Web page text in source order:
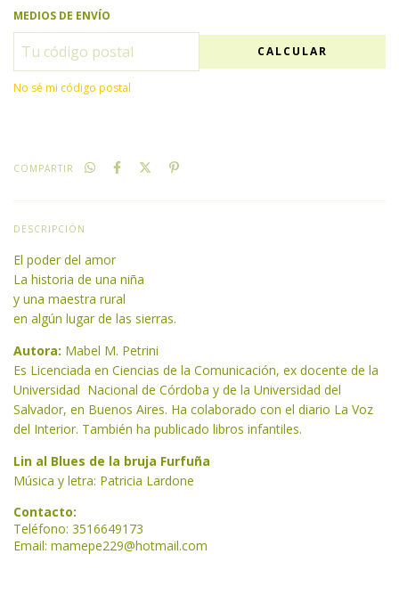
MEDIOS DE ENVÍO
CALCULAR
No sé mi código postal
COMPARTIR
DESCRIPCIÓN
El poder del amor
La historia de una niña
y una maestra rural
en algún lugar de las sierras.
Autora: Mabel M. Petrini
Es Licenciada en Ciencias de la Comunicación, ex docente de la
Universidad Nacional de Córdoba y de la Universidad del
Salvador, en Buenos Aires. Ha colaborado con el diario La Voz
del Interior. También ha publicado libros infantiles.
Lin al Blues de la bruja Furfuña
Música y letra: Patricia Lardone
Contacto:
Teléfono: 3516649173
Email: mamepe229@hotmail.com